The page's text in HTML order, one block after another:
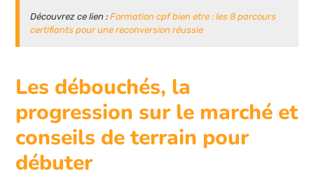
Découvrez ce lien :Formation cpf bien etre : les 8 parcours
certifiants pour une reconversion réussie
Les débouchés, la
progression sur le marché et
conseils de terrain pour
débuter